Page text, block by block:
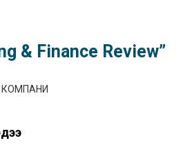
& Finance Review”
КОМПАНИ